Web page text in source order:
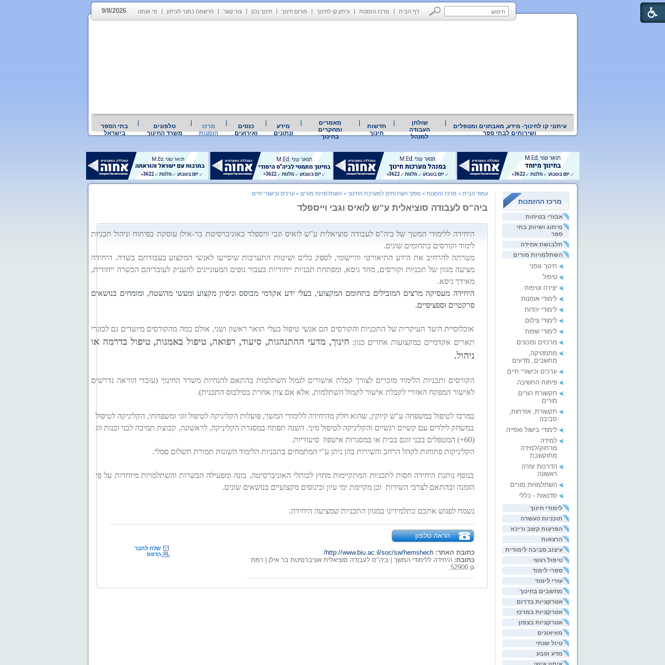
דף הבית מרכז הזמנות עיתון קו לחינוך פורום חינוך חינוך נכון צור קשר הרשמה כמנוי לעיתון מי אנחנו 9/8/2026
עיתוני קו לחינוך- מידע, מאבחנים ומטפלים
ושירותים לבתי ספר
שולחן
העבודה
למנהל
חדשות
חינוך
מאמרים
ומחקרים
בחינוך
מידע
ונתונים
כנסים
ואירועים
מרכז
הזמנות
טלפונים
משרד החינוך
בתי הספר
בישראל
מרכז ההזמנות
אבזרי בטיחות
מיתוג ושיווק בתי
ספר
תלבושת אחידה
השתלמויות מורים
חינוך גופני
טיפול
יצירה וטיפוח
לימודי אומנות
לימודי יהדות
לימודי צילום
לימודי שפות
מרכזים ומכונים
מתמטיקה,
מחשבים, מדעים
ערכים וכישורי חיים
פיתוח החשיבה
תקשורת הורים
מורים
תקשורת, אזרחות,
סביבה
לימודי בישול ואפייה
למידה
מרחוק/למידה
מתוקשבת
הדרכות עזרה
ראשונה
השתלמויות מורים
סדנאות - כללי
לימודי חינוך
תוכניות העשרה
הפרעות קשב וריכוז
הרצאות
עיצוב סביבה לימודית
טיפול רגשי
ספרי לימוד
עזרי לימוד
מחשבים בחינוך
אטרקציות בדרום
אטרקציות במרכז
אטרקציות בצפון
מוזיאונים
טיול שנתי
מדע וטבע
עמוד הבית > מרכז הזמנות > ספקי השירותים למערכת החינוך > השתלמויות מורים > ערכים וכישורי חיים
ביה"ס לעבודה סוציאלית ע"ש לואיס וגבי וייספלד
היחידה ללימודי המשך של ביה"ס לעבודה סוציאלית ע"ש לואיס וגבי וויספלד באוניברסיטת בר-אילן עוסקת בפיתוח וניהול תכניות
לימוד וקורסים בתחומים שונים.
מטרתה להרחיב את הידע התיאורטי והיישומי, לספק כלים ושיטות התערבות שיסייעו לאנשי המקצוע בעבודתם בשדה. היחידה
מציעה מגוון של תכניות וקורסים, מחד גיסא, ומפתחת תכניות ייחודיות בעבור גופים המעוניינים להעניק לעובדיהם הכשרה ייחודית,
מאידך גיסא.
היחידה מעסיקה מרצים המובילים בתחומם המקצועי, בעלי ידע אקדמי מבוסס וניסיון מקצוע ומעשי מהשטח, ומומחים בנושאים
פרקטיים וספציפיים.
אוכלוסיית היעד העיקרית של התכניות והקורסים הם אנשי טיפול בעלי תואר ראשון ושני, אולם כמה מהקורסים מיועדים גם לבוגרי
תארים אקדמיים במקצועות אחרים כגון: חינוך, מדעי ההתנהגות, סיעוד, רפואה, טיפול באמנות, טיפול בדרמה או
ניהול.
הקורסים ותכניות הלימוד מוכרים לצורך קבלת אישורים לגמול השתלמות בהתאם להנחיות משרד החינוך (עובדי הוראה נדרשים
לאישור המפקח האזורי לקבלת אישור לקמול השתלמות, אלא אם צוין אחרת בסילבוס התכנית).
במרכז לטיפול במשפחה ע"ש קיוקין, שהוא חלק מהיחידה ללימודי המשך, פועלות הקליניקה לטיפול זוגי ומשפחתי, הקליניקה לטיפול
במשחק לילדים עם קשיים רגשיים והקליניקה לטיפול מיני. השנה תפתח במסגרת הקליניקה, לראשונה, קבוצת תמיכה לבני ובנות זוג
(60+) המטפלים בבני זוגם בבית או במסגרות אישפוז
סיעודיות.
הקליניקות פתוחות לקהל הרחב והשירות בהן ניתן ע"י המתמחים בתכניות הלימוד השונות תמורת תשלום סמלי.
בנוסף נותנת היחידה חסות לתכניות המתקיימות מחוץ לכותלי האוניברסיטה, בונה ומפעילה הכשרות והשתלמויות מיוחדות על פי
הזמנה ובהתאם לצרכי השירות וכן מקיימת ימי עיון וכינוסים מקצועיים בנושאים שונים.
נשמח לפגוש אתכם כתלמידינו במגוון התכניות שמציעה היחידה.
הראה טלפון
כתובת האתר: http://www.biu.ac.il/soc/sw/hemshech/
כתובת: היחידה ללימודי המשך | ביה"ס לעבודה סוציאלית אוניברסיטת בר אילן | רמת
גן 52900,
שלח לחבר
הדפס